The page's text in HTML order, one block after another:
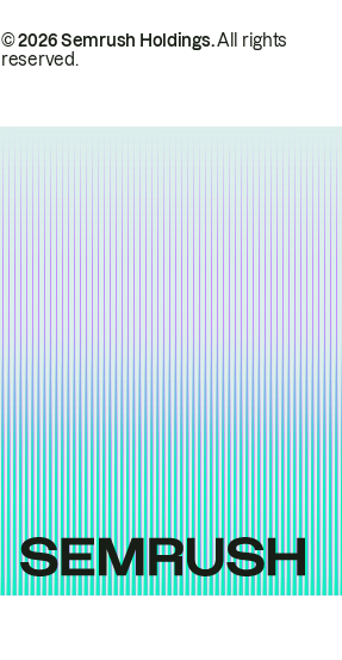
© 2026 Semrush Holdings.All rights
reserved.